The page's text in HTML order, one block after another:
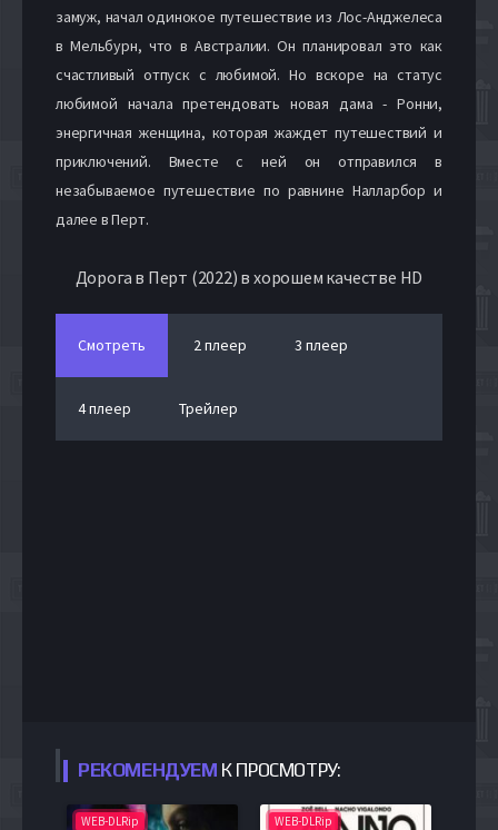
замуж, начал одинокое путешествие из Лос-Анджелеса
в Мельбурн, что в Австралии. Он планировал это как
счастливый отпуск с любимой. Но вскоре на статус
любимой начала претендовать новая дама - Ронни,
энергичная женщина, которая жаждет путешествий и
приключений. Вместе с ней он отправился в
незабываемое путешествие по равнине Налларбор и
далее в Перт.
Дорога в Перт (2022) в хорошем качестве HD
Смотреть 2 плеер 3 плеер
4 плеер Трейлер
РЕКОМЕНДУЕМ К ПРОСМОТРУ:
WEB-DLRip WEB-DLRip